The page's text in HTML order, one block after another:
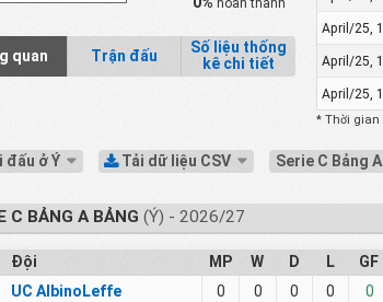
quan Trận đấu
Số liệu thống
kê chi tiết
* Thời gian
đấu ở Ý Tải dữ liệu CSV Serie C Bảng
C BẢNG A BẢNG (Ý) - 2026/27
Đội MP W D L GF
UC AlbinoLeffe 0 0 0 0 0